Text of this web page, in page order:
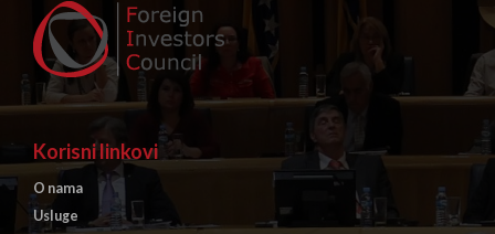
Korisni linkovi
O nama
Usluge